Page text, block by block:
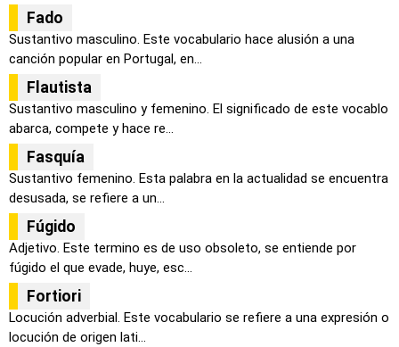
Fado
Sustantivo masculino. Este vocabulario hace alusión a una
canción popular en Portugal, en...
Flautista
Sustantivo masculino y femenino. El significado de este vocablo
abarca, compete y hace re...
Fasquía
Sustantivo femenino. Esta palabra en la actualidad se encuentra
desusada, se refiere a un...
Fúgido
Adjetivo. Este termino es de uso obsoleto, se entiende por
fúgido el que evade, huye, esc...
Fortiori
Locución adverbial. Este vocabulario se refiere a una expresión o
locución de origen lati...